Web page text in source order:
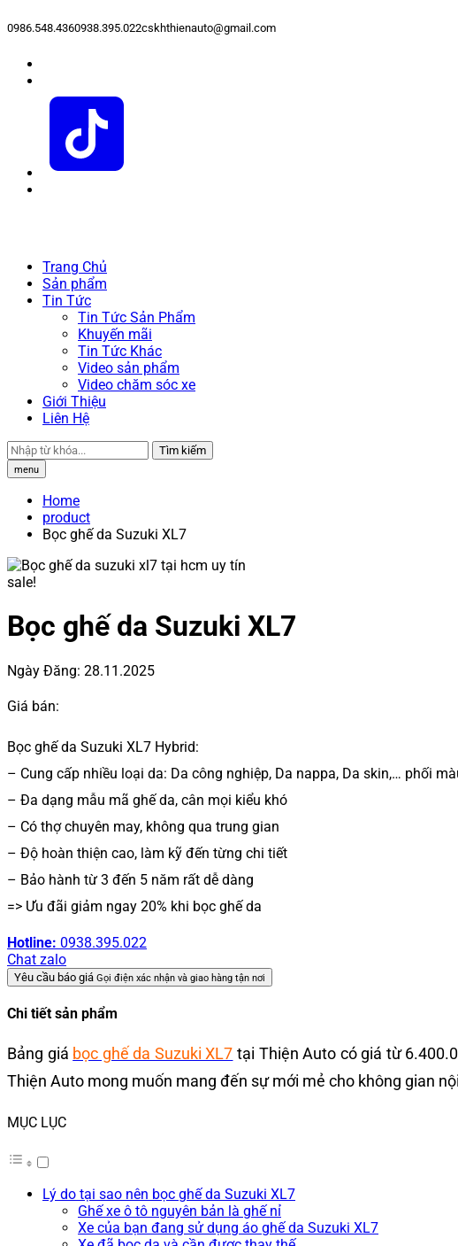
0986.548.4360938.395.022cskhthienauto@gmail.com
Trang Chủ
Sản phẩm
Tin Tức
Tin Tức Sản Phẩm
Khuyến mãi
Tin Tức Khác
Video sản phẩm
Video chăm sóc xe
Giới Thiệu
Liên Hệ
Tìm kiếm
menu
Home
product
Bọc ghế da Suzuki XL7
sale!
Bọc ghế da Suzuki XL7
Ngày Đăng: 28.11.2025
Giá bán:
Bọc ghế da Suzuki XL7 Hybrid:
– Cung cấp nhiều loại da: Da công nghiệp, Da nappa, Da skin,… phối
– Đa dạng mẫu mã ghế da, cân mọi kiểu khó
– Có thợ chuyên may, không qua trung gian
– Độ hoàn thiện cao, làm kỹ đến từng chi tiết
– Bảo hành từ 3 đến 5 năm rất dễ dàng
=> Ưu đãi giảm ngay 20% khi bọc ghế da
Hotline: 0938.395.022
Chat zalo
Yêu cầu báo giá Gọi điện xác nhận và giao hàng tận nơi
Chi tiết sản phẩm
Bảng giá bọc ghế da Suzuki XL7 tại Thiện Auto có giá từ
Thiện Auto mong muốn mang đến sự mới mẻ cho không gian
MỤC LỤC
Lý do tại sao nên bọc ghế da Suzuki XL7
Ghế xe ô tô nguyên bản là ghế nỉ
Xe của bạn đang sử dụng áo ghế da Suzuki XL7